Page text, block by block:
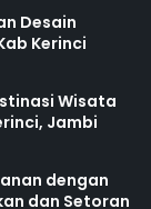
Desain
Kerinci
Wisata
Jambi
dengan
dan Setoran